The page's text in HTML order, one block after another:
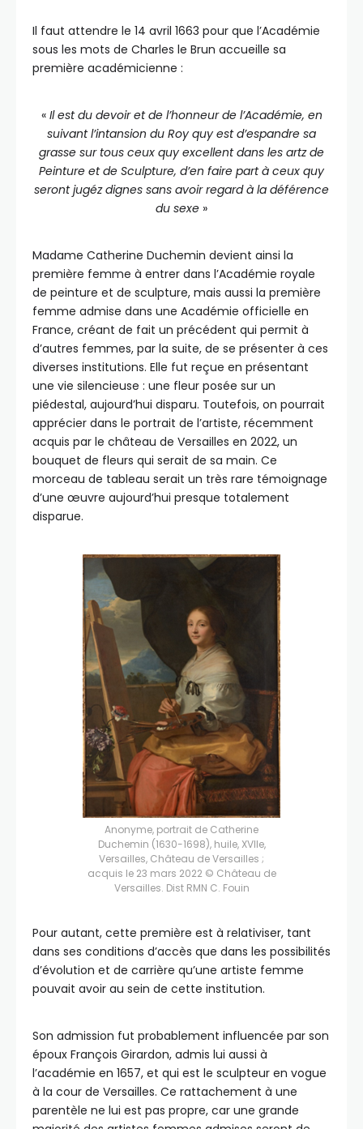
Il faut attendre le 14 avril 1663 pour que l’Académie
sous les mots de Charles le Brun accueille sa
première académicienne :
« Il est du devoir et de l’honneur de l’Académie, en
suivant l’intansion du Roy quy est d’espandre sa
grasse sur tous ceux quy excellent dans les artz de
Peinture et de Sculpture, d’en faire part à ceux quy
seront jugéz dignes sans avoir regard à la déférence
du sexe »
Madame Catherine Duchemin devient ainsi la
première femme à entrer dans l’Académie royale
de peinture et de sculpture, mais aussi la première
femme admise dans une Académie officielle en
France, créant de fait un précédent qui permit à
d’autres femmes, par la suite, de se présenter à ces
diverses institutions. Elle fut reçue en présentant
une vie silencieuse : une fleur posée sur un
piédestal, aujourd’hui disparu. Toutefois, on pourrait
apprécier dans le portrait de l’artiste, récemment
acquis par le château de Versailles en 2022, un
bouquet de fleurs qui serait de sa main. Ce
morceau de tableau serait un très rare témoignage
d’une œuvre aujourd’hui presque totalement
disparue.
Anonyme, portrait de Catherine
Duchemin (1630-1698), huile, XVIIe,
Versailles, Château de Versailles ;
acquis le 23 mars 2022 © Château de
Versailles. Dist RMN C. Fouin
Pour autant, cette première est à relativiser, tant
dans ses conditions d’accès que dans les possibilités
d’évolution et de carrière qu’une artiste femme
pouvait avoir au sein de cette institution.
Son admission fut probablement influencée par son
époux François Girardon, admis lui aussi à
l’académie en 1657, et qui est le sculpteur en vogue
à la cour de Versailles. Ce rattachement à une
parentèle ne lui est pas propre, car une grande